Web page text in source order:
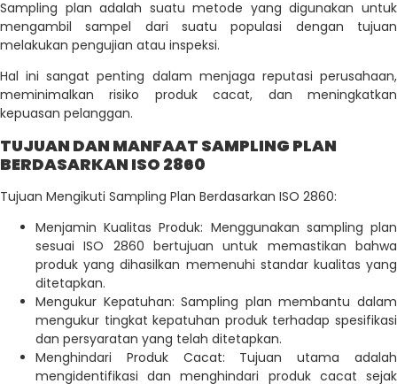
Sampling plan adalah suatu metode yang digunakan untuk
mengambil sampel dari suatu populasi dengan tujuan
melakukan pengujian atau inspeksi.
Hal ini sangat penting dalam menjaga reputasi perusahaan,
meminimalkan risiko produk cacat, dan meningkatkan
kepuasan pelanggan.
TUJUAN DAN MANFAAT SAMPLING PLAN
BERDASARKAN ISO 2860
Tujuan Mengikuti Sampling Plan Berdasarkan ISO 2860:
Menjamin Kualitas Produk: Menggunakan sampling plan
sesuai ISO 2860 bertujuan untuk memastikan bahwa
produk yang dihasilkan memenuhi standar kualitas yang
ditetapkan.
Mengukur Kepatuhan: Sampling plan membantu dalam
mengukur tingkat kepatuhan produk terhadap spesifikasi
dan persyaratan yang telah ditetapkan.
Menghindari Produk Cacat: Tujuan utama adalah
mengidentifikasi dan menghindari produk cacat sejak